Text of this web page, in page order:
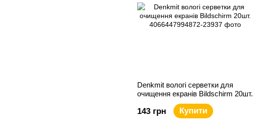
Denkmit вологі серветки для
очищення екранів Bildschirm 20шт.
143 грн Купити